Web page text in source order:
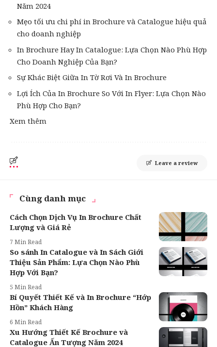
Năm 2024
Mẹo tối ưu chi phí in Brochure và Catalogue hiệu quả
cho doanh nghiệp
In Brochure Hay In Catalogue: Lựa Chọn Nào Phù Hợp
Cho Doanh Nghiệp Của Bạn?
Sự Khác Biệt Giữa In Tờ Rơi Và In Brochure
Lợi Ích Của In Brochure So Với In Flyer: Lựa Chọn Nào
Phù Hợp Cho Bạn?
Xem thêm
Leave a review
Cùng danh mục
Cách Chọn Dịch Vụ In Brochure Chất
Lượng và Giá Rẻ
7 Min Read
So sánh In Catalogue và In Sách Giới
Thiệu Sản Phẩm: Lựa Chọn Nào Phù
Hợp Với Bạn?
5 Min Read
Bí Quyết Thiết Kế và In Brochure “Hớp
Hồn” Khách Hàng
6 Min Read
Xu Hướng Thiết Kế Brochure và
Catalogue Ấn Tượng Năm 2024